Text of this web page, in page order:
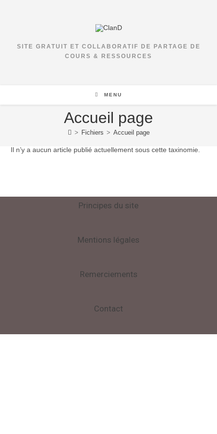
SITE GRATUIT ET COLLABORATIF DE PARTAGE DE
COURS & RESSOURCES
MENU
Accueil page
> Fichiers > Accueil page
Il n’y a aucun article publié actuellement sous cette taxinomie.
Principes du site
Mentions légales
Remerciements
Contact